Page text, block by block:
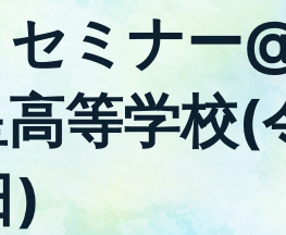
ミナー
等学校
)